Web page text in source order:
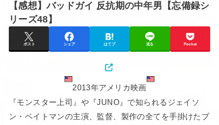
【感想】バッドガイ 反抗期の中年男【忘備録シ
リーズ48】
ポスト シェア はてブ 送る Pocket
2013年アメリカ映画
『モンスター上司』や『JUNO』で知られるジェイソ
ン・ベイトマンの主演、監督、製作の全てを手掛けたブ